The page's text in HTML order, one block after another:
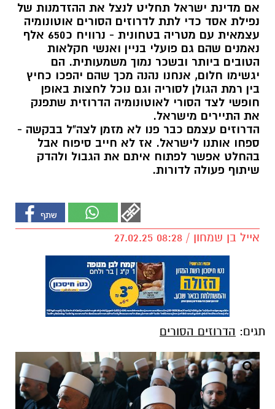
אם מדינת ישראל תחליט לנצל את ההזדמנות של
נפילת אסד כדי לתת לדרוזים הסורים אוטונומיה
עצמאית עם מטריה בטחונית - נרוויח כ650 אלף
נאמנים שהם גם פועלי בניין ואנשי חקלאות
הטובים ביותר ובשכר נמוך משמעותית. הם
יגשימו חלום, אנחנו נהנה מכך שהם יהפכו כחיץ
בין רמת הגולן לסוריה וגם נוכל לחצות באופן
חופשי לצד הסורי לאוטונומיה הדרוזית שתפנק
את התיירים מישראל.
הדרוזים עצמם כבר פנו לא מזמן לצה"ל בבקשה -
ספחו אותנו לישראל. אז לא חייב סיפוח אבל
בהחלט אפשר לפתוח איתם את הגבול ולהדק
שיתוף פעולה לדורות.
אייל בן שמחון / 08:28 27.02.25
תגים: הדרוזים הסורים